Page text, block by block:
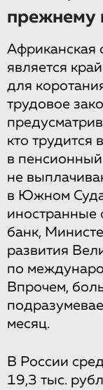
прежнему
Африканская
является
для
трудовое
кто трудится
в
не
в Южном
иностранные
банк,
развития
по
Впрочем,
месяц.
В России
19,3 тыс.